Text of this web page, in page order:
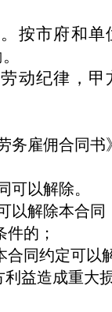
按市府和单
动纪律，甲
务雇佣合同书
可以解除。
以解除本合同
件的；
合同约定可以
益造成重大